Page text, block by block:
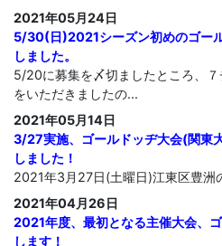
2021年05月24日
5/30(日)2021シーズン初めのゴー
しました。
5/20に募集を〆切ましたところ、
をいただきましたの...
2021年05月14日
3/27実施、ゴールドッヂ大会(関東
しました！
2021年3月27日(土曜日)江東区豊洲
2021年04月26日
2021年度、最初となる主催大会、
します！